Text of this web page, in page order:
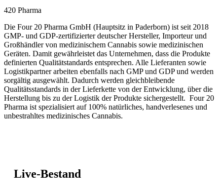
420 Pharma
Die Four 20 Pharma GmbH (Hauptsitz in Paderborn) ist seit 2018
GMP- und GDP-zertifizierter deutscher Hersteller, Importeur und
Großhändler von medizinischem Cannabis sowie medizinischen
Geräten. Damit gewährleistet das Unternehmen, dass die Produkte
definierten Qualitätstandards entsprechen. Alle Lieferanten sowie
Logistikpartner arbeiten ebenfalls nach GMP und GDP und werden
sorgältig ausgewählt. Dadurch werden gleichbleibende
Qualitätsstandards in der Lieferkette von der Entwicklung, über die
Herstellung bis zu der Logistik der Produkte sichergestellt. Four 20
Pharma ist spezialisiert auf 100% natürliches, handverlesenes und
unbestrahltes medizinisches Cannabis.
Live-Bestand